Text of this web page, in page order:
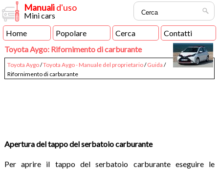
Manualid'uso
Mini cars
Home
Popolare Cerca
Contatti
Toyota Aygo: Rifornimento di carburante
Toyota Aygo/Toyota Aygo - Manuale del proprietario/Guida /
Rifornimento di carburante
Apertura del tappo del serbatoio carburante
Per aprire il tappo del serbatoio carburante eseguire le